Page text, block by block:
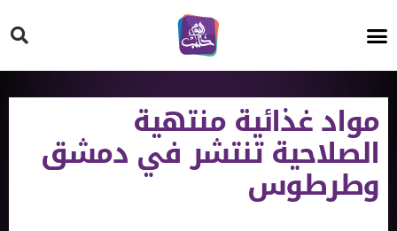
مواد غذائية منتهية
الصلاحية تنتشر في دمشق
وطرطوس